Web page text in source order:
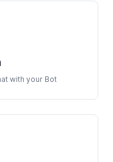
with your Bot